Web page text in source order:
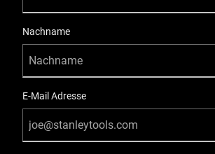
Nachname
E-Mail Adresse